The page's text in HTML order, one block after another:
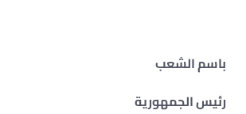
باسم الشعب
رئيس الجمهورية